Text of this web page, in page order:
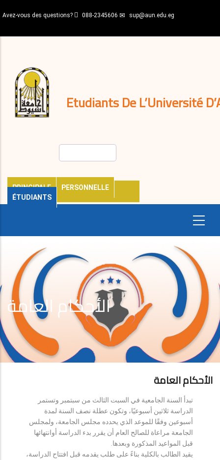
au
principal
Avez-vous des questions? 088-2345606 sup@aun.edu.eg
Etudiants De L’Université
PRINCIPALE
PERSONNELLE
ÉTUDIANTS
décisions
Expatriés
Journal
الأحكام العامة
الأحكام العامة
تبدأ السنة الجامعية في السبت الثالث من سبتمبر وتستمر
الدراسة ثلاثين أسبوعيًا، وتكون عطلة نصف السنة لمدة
أسبوعين وفقًا للموعد الذي يحدده مجلس الجامعة، ولمجلس
الجامعة مراعاة للصالح العام أن يقرر بدء الدراسة أوانتهائها
قبل المواعيد المذكورة وبعدها.
يقيد الطالب بالكلية بناءً على طلب يقدمه قبل افتتاح الدراسة،